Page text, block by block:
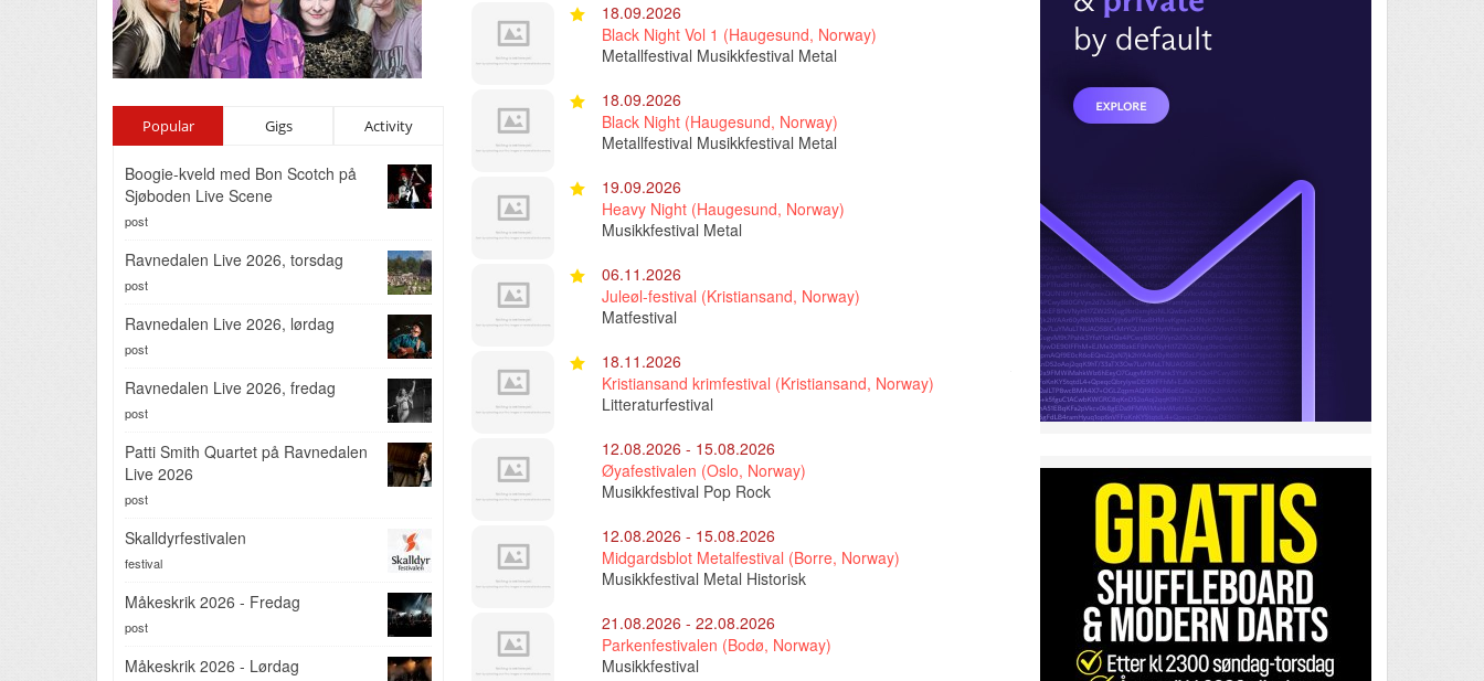
Popular Gigs Activity
Boogie-kveld med Bon Scotch på
Sjøboden Live Scene
post
Ravnedalen Live 2026, torsdag
post
Ravnedalen Live 2026, lørdag
post
Ravnedalen Live 2026, fredag
post
Patti Smith Quartet på Ravnedalen
Live 2026
post
Skalldyrfestivalen
festival
Måkeskrik 2026 - Fredag
post
Måkeskrik 2026 - Lørdag
18.09.2026
Black Night Vol 1 (Haugesund, Norway)
Metallfestival Musikkfestival Metal
18.09.2026
Black Night (Haugesund, Norway)
Metallfestival Musikkfestival Metal
19.09.2026
Heavy Night (Haugesund, Norway)
Musikkfestival Metal
06.11.2026
Juleøl-festival (Kristiansand, Norway)
Matfestival
18.11.2026
Kristiansand krimfestival (Kristiansand, Norway)
Litteraturfestival
12.08.2026 - 15.08.2026
Øyafestivalen (Oslo, Norway)
Musikkfestival Pop Rock
12.08.2026 - 15.08.2026
Midgardsblot Metalfestival (Borre, Norway)
Musikkfestival Metal Historisk
21.08.2026 - 22.08.2026
Parkenfestivalen (Bodø, Norway)
Musikkfestival